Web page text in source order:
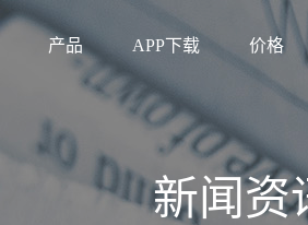
产品 APP下载 价格
新闻资